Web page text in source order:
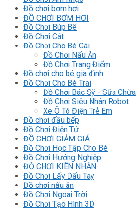
Đồ chơi bơm hơi
ĐỒ CHƠI BƠM HƠI
Đồ Chơi Búp Bê
Đồ Chơi Cát
Đồ Chơi Cho Bé Gái
Đồ Chơi Nấu Ăn
Đồ Chơi Trang Điểm
Đồ chơi cho bé gia đình
Đồ Chơi Cho Bé Trai
Đồ Chơi Bác Sỹ - Sữa Chữa
Đồ Chơi Siêu Nhân Robot
Xe Ô Tô Điện Trẻ Em
Đồ chơi đầu bếp
Đồ Chơi Điện Tử
ĐỒ CHƠI GIẢM GIÁ
Đồ Chơi Học Tập Cho Bé
Đồ Chơi Hướng Nghiệp
ĐỒ CHƠI KIÊN NHẪN
Đồ Chơi Lấy Dấu Tay
Đồ chơi nấu ăn
Đồ Chơi Ngoài Trời
Đồ Chơi Tạo Hình 3D